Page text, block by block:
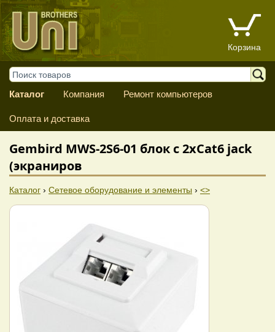
Корзина
Каталог Компания Ремонт компьютеров
Оплата и доставка
Gembird MWS-2S6-01 блок c 2xСat6 jack
(экраниров
Каталог › Сетевое оборудование и элементы › <>